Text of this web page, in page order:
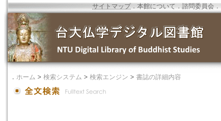
サイトマップ．本館について ． 諮問委員会 ．
． ホーム > 検索システム > 検索エンジン > 書誌の詳細内容